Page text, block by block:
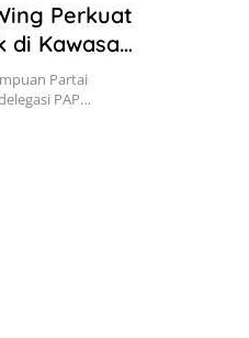
Perkuat
di Kawasan
Partai
PAP…